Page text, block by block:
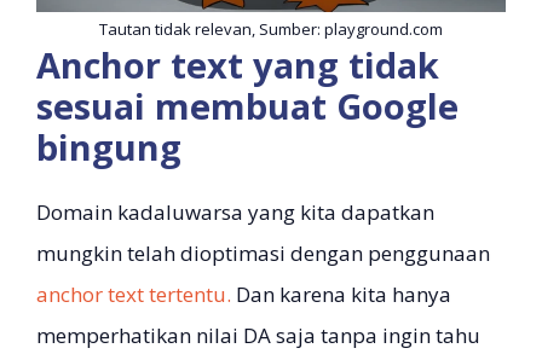
Tautan tidak relevan, Sumber: playground.com
Anchor text yang tidak
sesuai membuat Google
bingung
Domain kadaluwarsa yang kita dapatkan
mungkin telah dioptimasi dengan penggunaan
anchor text tertentu. Dan karena kita hanya
memperhatikan nilai DA saja tanpa ingin tahu